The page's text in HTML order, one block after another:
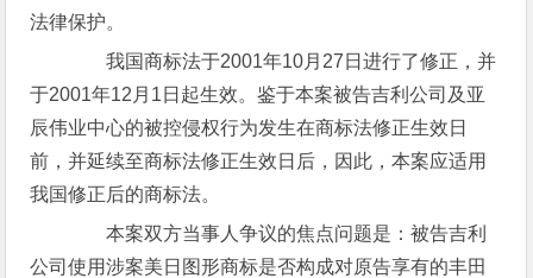
法律保护。
我国商标法于2001年10月27日进行了修正，并
于2001年12月1日起生效。鉴于本案被告吉利公司及亚
辰伟业中心的被控侵权行为发生在商标法修正生效日
前，并延续至商标法修正生效日后，因此，本案应适用
我国修正后的商标法。
本案双方当事人争议的焦点问题是：被告吉利
公司使用涉案美日图形商标是否构成对原告享有的丰田